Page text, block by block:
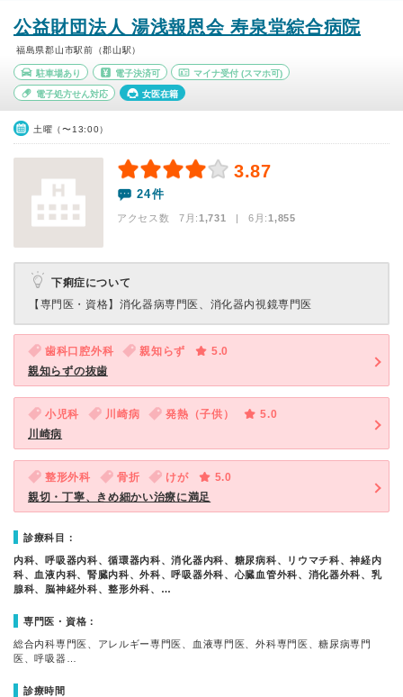
公益財団法人 湯浅報恩会 寿泉堂綜合病院
福島県郡山市駅前（郡山駅）
駐車場あり 電子決済可 マイナ受付 (スマホ可)
電子処方せん対応 女医在籍
土曜（〜13:00）
3.87
24件
アクセス数 7月:1,731 | 6月:1,855
下痢症について
【専門医・資格】 消化器病専門医、消化器内視鏡専門医
歯科口腔外科 親知らず
5.0
親知らずの抜歯
小児科 川崎病 発熱（子供）
5.0
川崎病
整形外科 骨折 けが
5.0
親切・丁寧、きめ細かい治療に満足
診療科目：
内科、呼吸器内科、循環器内科、消化器内科、糖尿病科、リウマチ科、神経内
科、血液内科、腎臓内科、外科、呼吸器外科、心臓血管外科、消化器外科、乳
腺科、脳神経外科、整形外科、…
専門医・資格：
総合内科専門医、アレルギー専門医、血液専門医、外科専門医、糖尿病専門
医、呼吸器…
診療時間